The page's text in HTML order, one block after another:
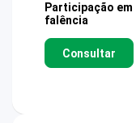
Participação em
falência
Consultar